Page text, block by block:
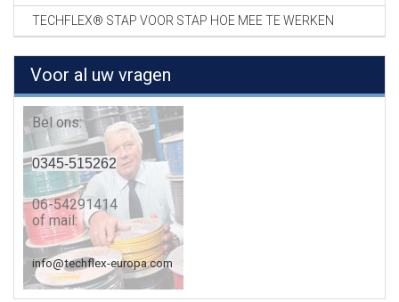
TECHFLEX® STAP VOOR STAP HOE MEE TE WERKEN
Voor al uw vragen
Bel ons:
0345-515262
06-54291414
of mail:
info@techflex-europa.com